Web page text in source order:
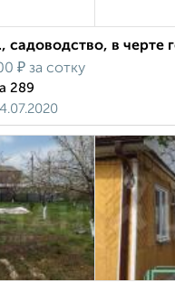
садоводство, в черте
₽ за сотку
289